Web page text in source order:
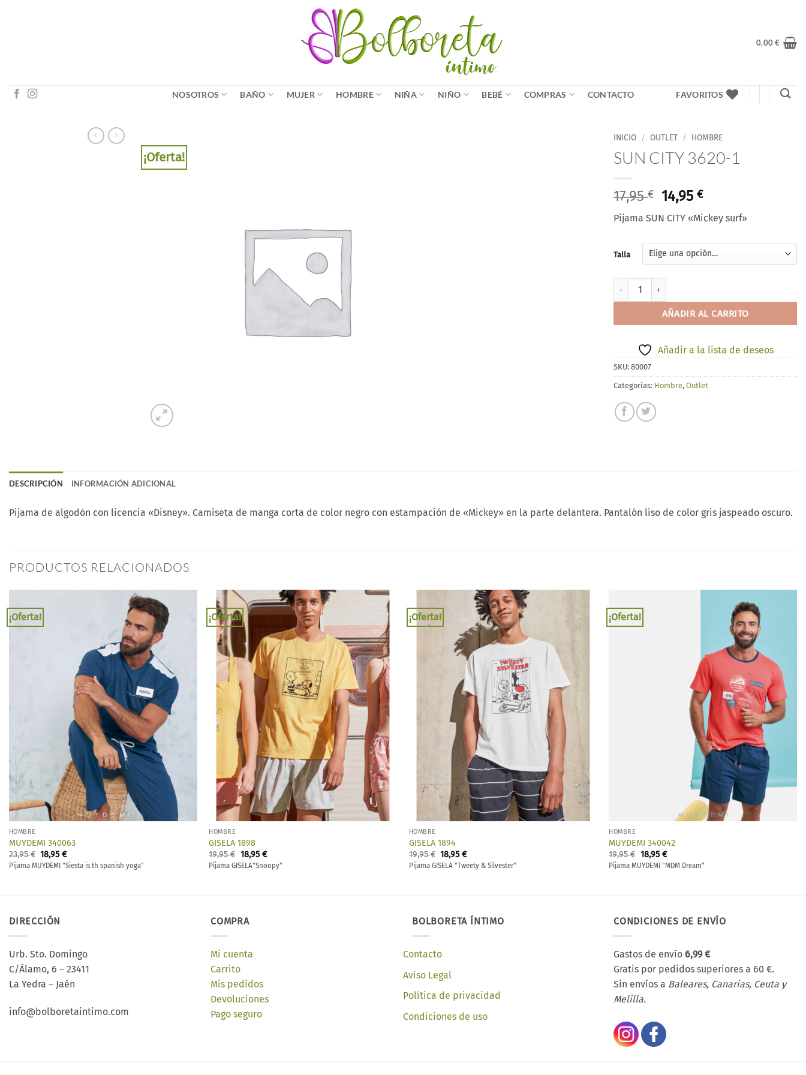
0,00€
NOSOTROS BAÑO MUJER HOMBRE NIÑA NIÑO BEBÉ COMPRAS CONTACTO FAVORITOS
¡Oferta!
INICIO / OUTLET / HOMBRE
SUN CITY 3620-1
17,95€ El
precio
original
17,95 €.
14,95€El
precio
actual
14,95 €.
Pijama SUN CITY «Mickey surf»
Talla
SUN CITY 3620-1 cantidad
AÑADIR AL CARRITO
Añadir a la lista de deseos
SKU: 80007
Categorías: Hombre, Outlet
DESCRIPCIÓN INFORMACIÓN ADICIONAL
Pijama de algodón con licencia «Disney». Camiseta de manga corta de color negro con estampación de «Mickey» en la parte delantera. Pantalón liso de color gris jaspeado oscuro.
PRODUCTOS RELACIONADOS
¡Oferta!
Añadir
HOMBRE
MUYDEMI 340063
23,95€ El
precio
original
18,95€El
precio
actual
Pijama MUYDEMI "Siesta is th spanish yoga"
¡Oferta!
Añadir
a la
lista
de
deseos
HOMBRE
GISELA 1898
19,95€ El
precio
original
18,95€El
precio
actual
Pijama GISELA"Snoopy"
¡Oferta!
lista
HOMBRE
GISELA 1894
19,95€ El
precio
original
18,95€El
precio
actual
Pijama GISELA "Tweety & Silvester"
¡Oferta!
deseos
HOMBRE
MUYDEMI 340042
19,95€ El
precio
original
18,95€El
precio
actual
Pijama MUYDEMI "MDM Dream"
DIRECCIÓN
Urb. Sto. Domingo
C/Álamo, 6 – 23411
La Yedra – Jaén
info@bolboretaintimo.com
COMPRA
Mi cuenta
Carrito
Mis pedidos
Devoluciones
Pago seguro
BOLBORETA ÍNTIMO
Contacto
Aviso Legal
Política de privacidad
Condiciones de uso
CONDICIONES DE ENVÍO
Gastos de envío 6,99 €
Gratis por pedidos superiores a 60 €.
Sin envíos a Baleares, Canarias, Ceuta y
Melilla.